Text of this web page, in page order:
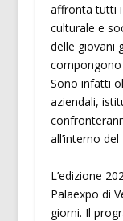
affronta tutti
culturale e
delle giovani
Sono infatti
aziendali,
all’interno del
L’edizione
Palaexpo di
giorni. Il